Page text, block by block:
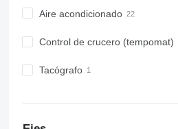
Aire acondicionado
Control de crucero (tempomat)
Tacógrafo